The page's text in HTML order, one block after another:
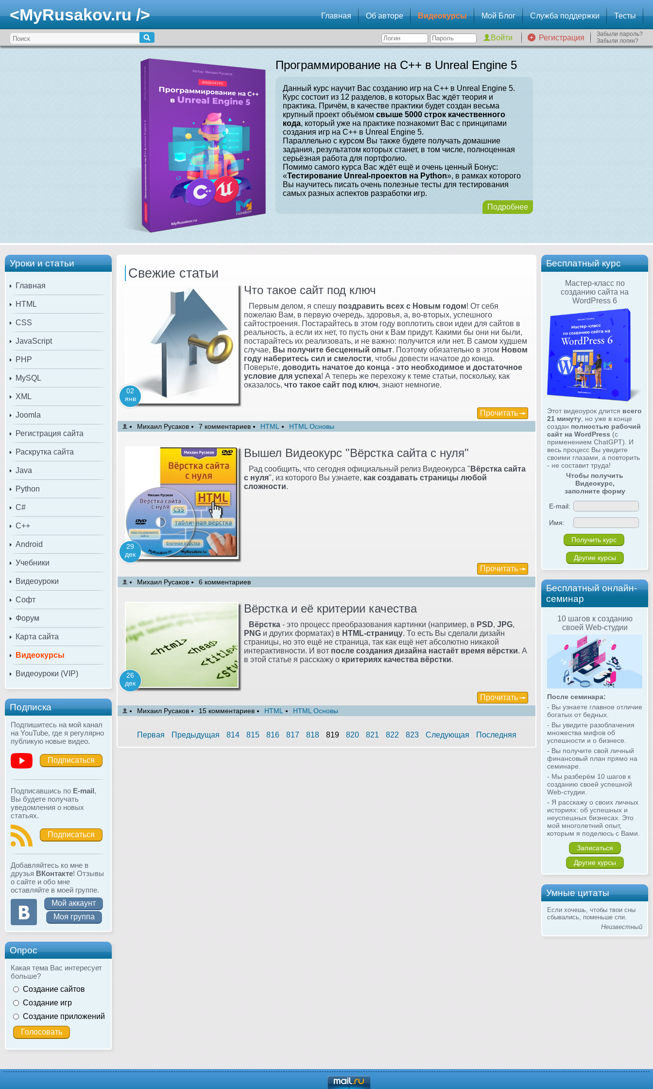
<MyRusakov.ru /> Главная Об авторе Видеокурсы Мой Блог Служба поддержки Тесты
Регистрация
Забыли пароль?
Забыли логин?
Программирование на C++ в Unreal Engine 5
Данный курс научит Вас созданию игр на C++ в Unreal Engine 5.
Курс состоит из 12 разделов, в которых Вас ждёт теория и
практика. Причём, в качестве практики будет создан весьма
крупный проект объёмом свыше 5000 строк качественного
кода, который уже на практике познакомит Вас с принципами
создания игр на C++ в Unreal Engine 5.
Параллельно с курсом Вы также будете получать домашние
задания, результатом которых станет, в том числе, полноценная
серьёзная работа для портфолио.
Помимо самого курса Вас ждёт ещё и очень ценный Бонус:
«Тестирование Unreal-проектов на Python», в рамках которого
Вы научитесь писать очень полезные тесты для тестирования
самых разных аспектов разработки игр.
Подробнее
Уроки и статьи
Главная
HTML
CSS
JavaScript
PHP
MySQL
XML
Joomla
Регистрация сайта
Раскрутка сайта
Java
Python
C#
C++
Android
Учебники
Видеоуроки
Софт
Форум
Карта сайта
Видеокурсы
Видеоуроки (VIP)
Подписка
Подпишитесь на мой канал
на YouTube, где я регулярно
публикую новые видео.
Подписаться
Подписавшись по E-mail,
Вы будете получать
уведомления о новых
статьях.
Подписаться
Добавляйтесь ко мне в
друзья ВКонтакте! Отзывы
о сайте и обо мне
оставляйте в моей группе.
Мой аккаунт
Моя группа
Опрос
Какая тема Вас интересует
больше?
Создание сайтов
Создание игр
Создание приложений
Бесплатный курс
Мастер-класс по
созданию сайта на
WordPress 6
Этот видеоурок длится всего
21 минуту, но уже в конце
создан полностью рабочий
сайт на WordPress (с
применением ChatGPT). И
весь процесс Вы увидите
своими глазами, а повторить
- не составит труда!
Чтобы получить
Видеокурс,
заполните форму
E-mail:
Имя:
Другие курсы
Бесплатный онлайн-
семинар
10 шагов к созданию
своей Web-студии
После семинара:
- Вы узнаете главное отличие
богатых от бедных.
- Вы увидите разоблачения
множества мифов об
успешности и о бизнесе.
- Вы получите свой личный
финансовый план прямо на
семинаре.
- Мы разберём 10 шагов к
созданию своей успешной
Web-студии.
- Я расскажу о своих личных
историях: об успешных и
неуспешных бизнесах. Это
мой многолетний опыт,
которым я поделюсь с Вами.
Записаться
Другие курсы
Умные цитаты
Если хочешь, чтобы твои сны
сбывались, поменьше спи.
Неизвестный
Свежие статьи
02
янв
Что такое сайт под ключ
Первым делом, я спешу поздравить всех с Новым годом! От себя
пожелаю Вам, в первую очередь, здоровья, а, во-вторых, успешного
сайтостроения. Постарайтесь в этом году воплотить свои идеи для сайтов в
реальность, а если их нет, то пусть они к Вам придут. Какими бы они ни были,
постарайтесь их реализовать, и не важно: получится или нет. В самом худшем
случае, Вы получите бесценный опыт. Поэтому обязательно в этом Новом
году наберитесь сил и смелости, чтобы довести начатое до конца.
Поверьте, доводить начатое до конца - это необходимое и достаточное
условие для успеха! А теперь же перехожу к теме статьи, поскольку, как
оказалось, что такое сайт под ключ, знают немногие.
Прочитать
Михаил Русаков 7 комментариев HTML HTML Основы
29
дек
Вышел Видеокурс "Вёрстка сайта с нуля"
Рад сообщить, что сегодня официальный релиз Видеокурса " Вёрстка сайта
с нуля", из которого Вы узнаете, как создавать страницы любой
сложности.
Прочитать
Михаил Русаков 6 комментариев
26
дек
Вёрстка и её критерии качества
Вёрстка - это процесс преобразования картинки (например, в PSD, JPG,
PNG и других форматах) в HTML-страницу. То есть Вы сделали дизайн
страницы, но это ещё не страница, так как ещё нет абсолютно никакой
интерактивности. И вот после создания дизайна настаёт время вёрстки. А
в этой статье я расскажу о критериях качества вёрстки.
Прочитать
Михаил Русаков 15 комментариев HTML HTML Основы
Первая Предыдущая 814 815 816 817 818 819 820 821 822 823 Следующая Последняя